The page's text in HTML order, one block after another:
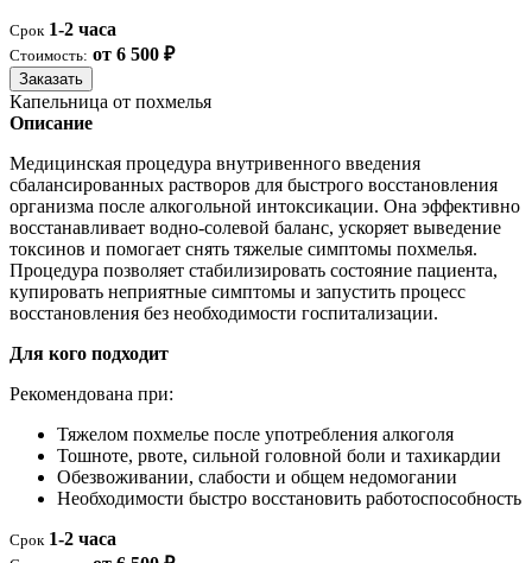
Срок 1-2 часа
Стоимость: от 6 500 ₽
Заказать
Капельница от похмелья
Описание
Медицинская процедура внутривенного введения
сбалансированных растворов для быстрого восстановления
организма после алкогольной интоксикации. Она эффективно
восстанавливает водно-солевой баланс, ускоряет выведение
токсинов и помогает снять тяжелые симптомы похмелья.
Процедура позволяет стабилизировать состояние пациента,
купировать неприятные симптомы и запустить процесс
восстановления без необходимости госпитализации.
Для кого подходит
Рекомендована при:
Тяжелом похмелье после употребления алкоголя
Тошноте, рвоте, сильной головной боли и тахикардии
Обезвоживании, слабости и общем недомогании
Необходимости быстро восстановить работоспособность
Срок 1-2 часа